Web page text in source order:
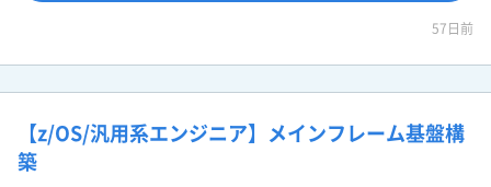
57日前
【z/OS/汎用系エンジニア】メインフレーム基盤構
築